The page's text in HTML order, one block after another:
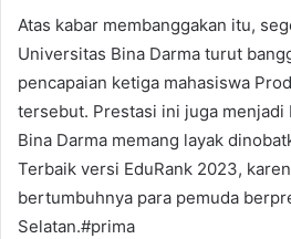
Atas kabar membanggakan itu,
Universitas Bina Darma turut
pencapaian ketiga mahasiswa
tersebut. Prestasi ini juga menjadi
Bina Darma memang layak
Terbaik versi EduRank 2023,
bertumbuhnya para pemuda
Selatan.#prima